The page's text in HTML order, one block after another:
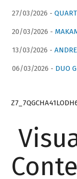
27/03/2026 -
20/03/2026 -
13/03/2026 -
06/03/2026 - DUO